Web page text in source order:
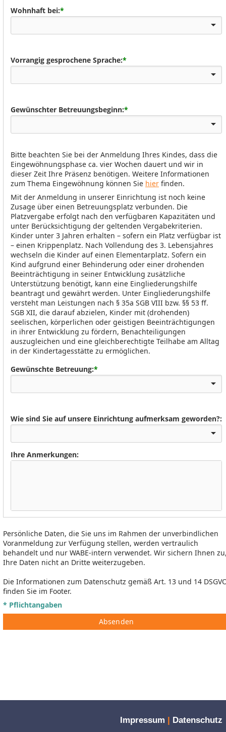
Wohnhaft bei:*
Vorrangig gesprochene Sprache:*
Gewünschter Betreuungsbeginn:*
Bitte beachten Sie bei der Anmeldung Ihres Kindes, dass die
Eingewöhnungsphase ca. vier Wochen dauert und wir in
dieser Zeit Ihre Präsenz benötigen. Weitere Informationen
zum Thema Eingewöhnung können Sie hier finden.
Mit der Anmeldung in unserer Einrichtung ist noch keine
Zusage über einen Betreuungsplatz verbunden. Die
Platzvergabe erfolgt nach den verfügbaren Kapazitäten und
unter Berücksichtigung der geltenden Vergabekriterien.
Kinder unter 3 Jahren erhalten – sofern ein Platz verfügbar ist
– einen Krippenplatz. Nach Vollendung des 3. Lebensjahres
wechseln die Kinder auf einen Elementarplatz. Sofern ein
Kind aufgrund einer Behinderung oder einer drohenden
Beeinträchtigung in seiner Entwicklung zusätzliche
Unterstützung benötigt, kann eine Eingliederungshilfe
beantragt und gewährt werden. Unter Eingliederungshilfe
versteht man Leistungen nach § 35a SGB VIII bzw. §§ 53 ff.
SGB XII, die darauf abzielen, Kinder mit (drohenden)
seelischen, körperlichen oder geistigen Beeinträchtigungen
in ihrer Entwicklung zu fördern, Benachteiligungen
auszugleichen und eine gleichberechtigte Teilhabe am Alltag
in der Kindertagesstätte zu ermöglichen.
Gewünschte Betreuung:*
Wie sind Sie auf unsere Einrichtung aufmerksam geworden?:
Ihre Anmerkungen:
Persönliche Daten, die Sie uns im Rahmen der unverbindlichen
Voranmeldung zur Verfügung stellen, werden vertraulich
behandelt und nur WABE-intern verwendet. Wir sichern Ihnen
Ihre Daten nicht an Dritte weiterzugeben.
Die Informationen zum Datenschutz gemäß Art. 13 und 14
finden Sie im Footer.
* Pflichtangaben
Absenden
Impressum | Datenschutz